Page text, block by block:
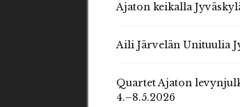
Ajaton keikalla
Aili Järvelän Unituulia
Quartet Ajaton
4.–8.5.2026